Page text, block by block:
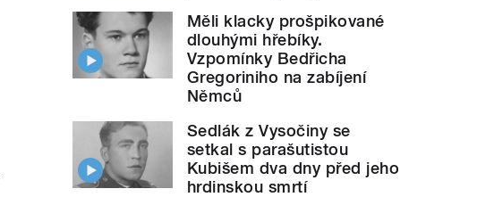
Měli klacky prošpikované
dlouhými hřebíky.
Vzpomínky Bedřicha
Gregoriniho na zabíjení
Němců
Sedlák z Vysočiny se
setkal s parašutistou
Kubišem dva dny před jeho
hrdinskou smrtí